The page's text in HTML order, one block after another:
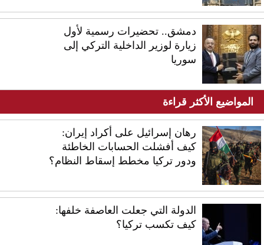
دمشق.. تحضيرات رسمية لأول
زيارة لوزير الداخلية التركي إلى
سوريا
المواضيع الأكثر قراءة
رهان إسرائيل على أكراد إيران:
كيف أفشلت الحسابات الخاطئة
ودور تركيا مخطط إسقاط النظام؟
الدولة التي جعلت العاصفة خلفها:
كيف تكسب تركيا؟